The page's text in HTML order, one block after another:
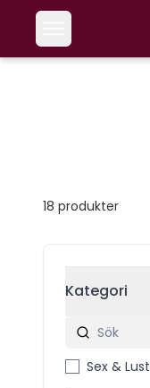
18 produkter
Kategori
Sex & Lust